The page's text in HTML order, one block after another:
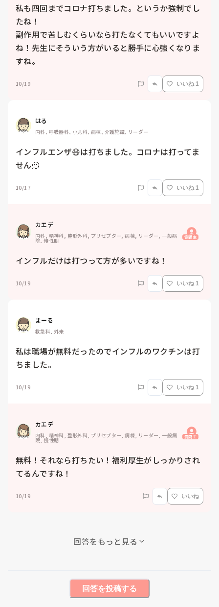
私も四回までコロナ打ちました。というか強制でし
たね！
副作用で苦しむくらいなら打たなくてもいいですよ
ね！先生にそういう方がいると勝手に心強くなりま
すね。
10/19 いいね 1
はる
内科, 呼吸器科, 小児科, 病棟, 介護施設, リーダー
インフルエンザ😷は打ちました。コロナは打ってま
せん🫠
10/17 いいね 1
カエデ
内科, 精神科, 整形外科, プリセプター, 病棟, リーダー, 一般病
院, 慢性期 質問主
インフルだけは打つって方が多いですね！
10/19 いいね 1
まーる
救急科, 外来
私は職場が無料だったのでインフルのワクチンは打
ちました。
10/19 いいね 1
カエデ
内科, 精神科, 整形外科, プリセプター, 病棟, リーダー, 一般病
院, 慢性期 質問主
無料！それなら打ちたい！福利厚生がしっかりされ
てるんですね！
10/19 いいね
回答をもっと見る
回答を投稿する